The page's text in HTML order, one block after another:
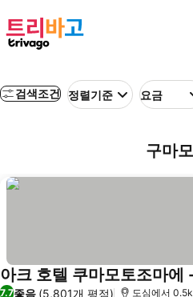
검색조건 정렬기준 요금
구마
아크 호텔 쿠마모토조마에
7.7좋음 (5,801개 평점) 도심에서